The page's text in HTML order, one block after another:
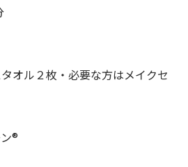
オル２枚・必要な方はメイクセ
®︎